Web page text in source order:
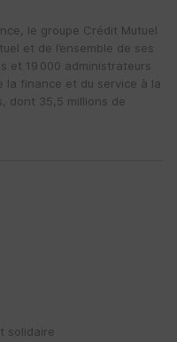
le groupe Crédit Mutuel
et de l’ensemble de ses
et 19 000 administrateurs
la finance et du service à la
dont 35,5 millions de
solidaire